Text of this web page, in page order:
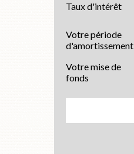
Taux d'intérêt
Votre période
d'amortissement
Votre mise de
fonds